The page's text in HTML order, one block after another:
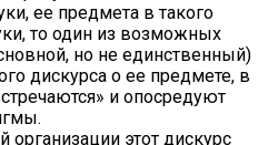
ее предмета в такого
то один из возможных
но не единственный)
дискурса о ее предмете, в
и опосредуют
организации этот дискурс